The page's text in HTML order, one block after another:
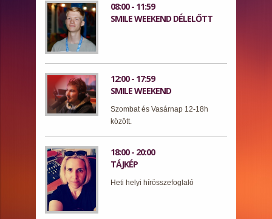
08:00 - 11:59
SMILE WEEKEND DÉLELŐTT
12:00 - 17:59
SMILE WEEKEND
Szombat és Vasárnap 12-18h
között.
18:00 - 20:00
TÁJKÉP
Heti helyi hírösszefoglaló